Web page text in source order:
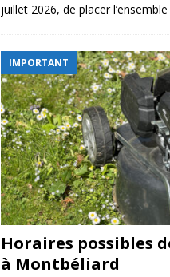
juillet 2026, de placer l’ensemble
IMPORTANT
Horaires possibles
à Montbéliard